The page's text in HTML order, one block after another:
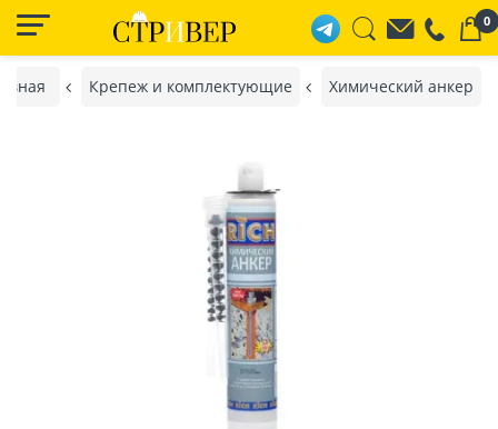
0
Крепеж и комплектующие Химический анкер